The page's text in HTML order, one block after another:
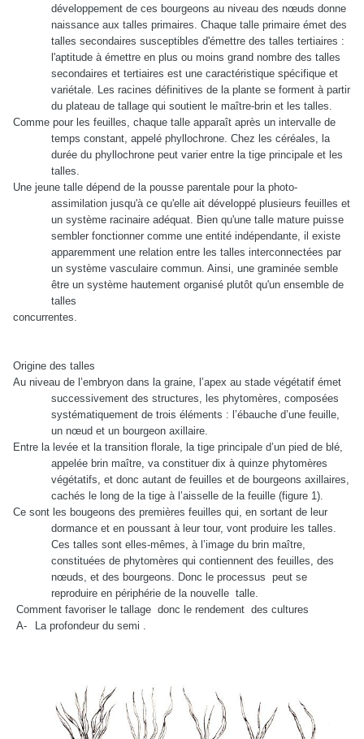
développement de ces bourgeons au niveau des nœuds donne
naissance aux talles primaires. Chaque talle primaire émet des
talles secondaires susceptibles d'émettre des talles tertiaires :
l'aptitude à émettre en plus ou moins grand nombre des talles
secondaires et tertiaires est une caractéristique spécifique et
variétale. Les racines définitives de la plante se forment à partir
du plateau de tallage qui soutient le maître-brin et les talles.
Comme pour les feuilles, chaque talle apparaît après un intervalle de
temps constant, appelé phyllochrone. Chez les céréales, la
durée du phyllochrone peut varier entre la tige principale et les
talles.
Une jeune talle dépend de la pousse parentale pour la photo-
assimilation jusqu'à ce qu'elle ait développé plusieurs feuilles et
un système racinaire adéquat. Bien qu'une talle mature puisse
sembler fonctionner comme une entité indépendante, il existe
apparemment une relation entre les talles interconnectées par
un système vasculaire commun. Ainsi, une graminée semble
être un système hautement organisé plutôt qu'un ensemble de
talles
concurrentes.
Origine des talles
Au niveau de l’embryon dans la graine, l’apex au stade végétatif émet
successivement des structures, les phytomères, composées
systématiquement de trois éléments : l’ébauche d’une feuille,
un nœud et un bourgeon axillaire.
Entre la levée et la transition florale, la tige principale d’un pied de blé,
appelée brin maître, va constituer dix à quinze phytomères
végétatifs, et donc autant de feuilles et de bourgeons axillaires,
cachés le long de la tige à l’aisselle de la feuille (figure 1).
Ce sont les bougeons des premières feuilles qui, en sortant de leur
dormance et en poussant à leur tour, vont produire les talles.
Ces talles sont elles-mêmes, à l’image du brin maître,
constituées de phytomères qui contiennent des feuilles, des
nœuds, et des bourgeons. Donc le processus
peut se
reproduire en périphérie de la nouvelle talle.
Comment favoriser le tallage donc le rendement des cultures
A-
La profondeur du semi .